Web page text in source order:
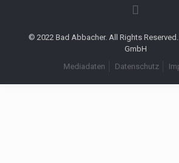
© 2022 Bad Abbacher. All Rights
GmbH
Mediadaten
Datenschutz